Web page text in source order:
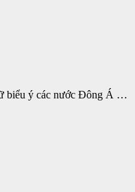
biểu ý các nước Đông Á …